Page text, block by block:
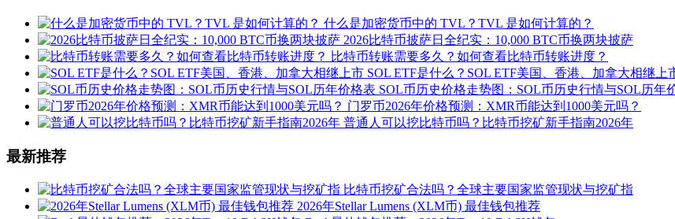
什么是加密货币中的 TVL？TVL 是如何计算的？
2026比特币披萨日全纪实：10,000 BTC币换两块披萨
比特币转账需要多久？如何查看比特币转账进度？
SOL ETF是什么？SOL ETF美国、香港、加拿大相继上
SOL币历史价格走势图：SOL币历史行情与SOL历年
门罗币2026年价格预测：XMR币能达到1000美元吗？
普通人可以挖比特币吗？比特币挖矿新手指南2026年
最新推荐
比特币挖矿合法吗？全球主要国家监管现状与挖矿指
2026年Stellar Lumens (XLM币) 最佳钱包推荐